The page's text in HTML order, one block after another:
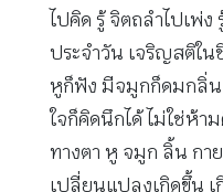
ไปคิด รู้ จิตถลำไปเพ่
ประจำวัน เจริญสติใ
หูก็ฟัง มีจมูกก็ดมกลิ่
ใจก็คิดนึกได้ ไม่ใช่ห้
ทางตา หู จมูก ลิ้น กาย
เปลี่ยนแปลงเกิดขึ้น เ